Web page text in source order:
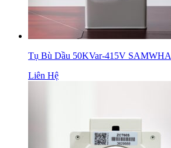
Tụ Bù Dầu 50KVar-415V SAMWHA
Liên Hệ